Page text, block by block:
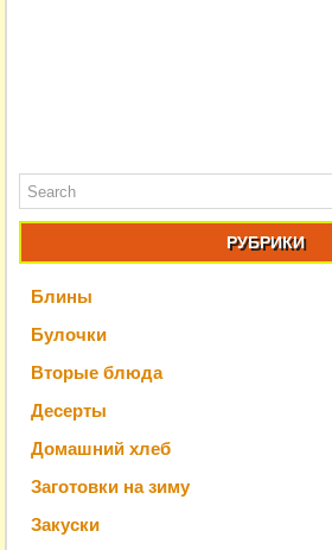
РУБРИКИ
Блины
Булочки
Вторые блюда
Десерты
Домашний хлеб
Заготовки на зиму
Закуски